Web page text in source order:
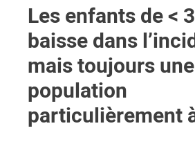
Les enfants de <
baisse dans
mais toujours une
population
particulièrement